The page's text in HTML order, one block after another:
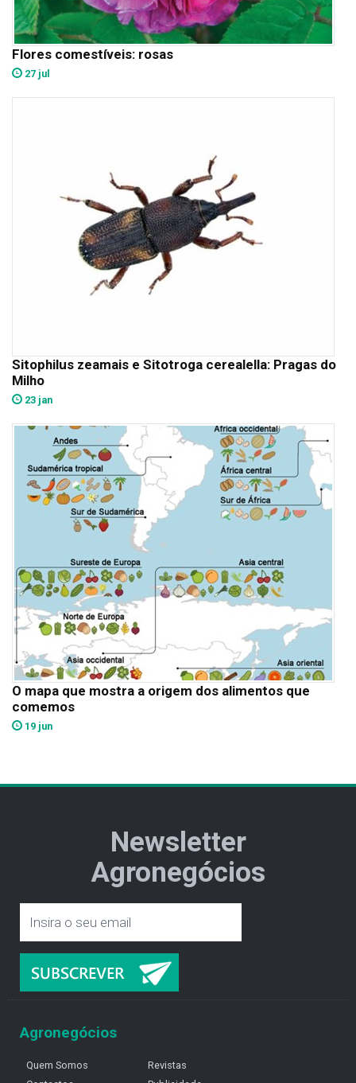
Flores comestíveis: rosas
27 jul
Sitophilus zeamais e Sitotroga cerealella: Pragas do
Milho
23 jan
O mapa que mostra a origem dos alimentos que
comemos
19 jun
Newsletter
Agronegócios
Agronegócios
Quem Somos
Revistas